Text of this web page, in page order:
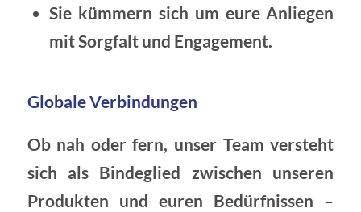
Sie kümmern sich um eure Anliegen
mit Sorgfalt und Engagement.
Globale Verbindungen
Ob nah oder fern, unser Team versteht
sich als Bindeglied zwischen unseren
Produkten und euren Bedürfnissen –